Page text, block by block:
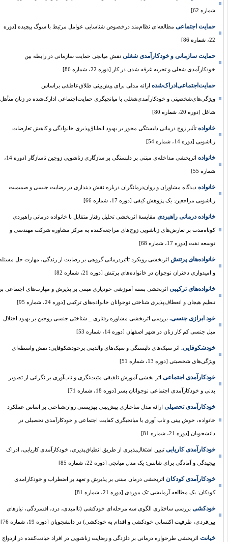
شماره 62]
حمایت اجتماعی مطالعه‌ای نظام‌مند درخصوص شناسایی عوامل مرتبط با سوگ پیچیده [دوره
حمایت سازمانی و خود‌کارآمدی شغلی نقش میانجی حمایت سازمانی در رابطه بین
خودکارآمدی شغلی و تجربه غرقه شدن در کار [دوره 22، شماره 86]
حمایت‌اجتماعی‌ادراک‌شده ارائه مدلی برای پیش‌بینی طلاق‌عاطفی براساس
ویژگی‌های‌شخصیتی و خودکارآمدی‌شغلی با میانجیگری حمایت‌اجتماعی ادارک‌شده در زنان متأهل
شاغل [دوره 20، شماره 80]
خانواده تأثیر زوج درمانی دلبستگی محور بر بهبود انطباق‌پذیری خانوادگی و کاهش تعارضات
زناشویی [دوره 14، شماره 54]
خانواده اثربخشی مداخله‌ی مبتنی بر دلبستگی بر سازگاری زناشویی زوجین ناسازگار [دوره 14،
شماره 55]
خانواده دیدگاه مشاوران و روان‌درمانگران درباره نقش دینداری در رضایت جنسی و صمیمیت
زناشویی مراجعین: یک پژوهش کیفی [دوره 17، شماره 66]
خانواده درمانی راهبردی مقایسۀ اثربخشی تحلیل رفتار متقابل با خانواده درمانی راهبردی
کوتاه‌مدت بر تعارض‌های زناشویی زوج‌های مراجعه‌کننده به مرکز مشاوره شرکت مهندسی و
توسعه نفت [دوره 17، شماره 68]
خانواده‌های پرتنش اثربخشی رویکرد تأثیردرمانی گروهی بر رضایت از زندگی، مهارت حل مسئله
و امیدواری دختران نوجوان در خانواده‌های پرتنش [دوره 21، شماره 82]
خانواده‌های ترکیبی اثربخشی بسته آموزشی خودیاری مبتنی بر پذیرش و مهارت‌های اجتماعی بر
تنظیم هیجان و انعطاف‌پذیری شناختی نوجوانان خانواده‌های ترکیبی [دوره 24، شماره 95]
خود ابرازی جنسی. بررسی اثربخشی مشاوره رفتاری _ شناختی جنسی زوجین بر بهبود اختلال
میل جنسی کم کار زنان در شهر اصفهان [دوره 14، شماره 53]
خودشکوفایی. اثر سبک‌های دلبستگی و سبک‌های والدینی برخودشکوفایی: نقش واسطه‌ای
ویژگی‌های شخصیتی [دوره 13، شماره 51]
خودکارآمدی اجتماعی اثر بخشی آموزش تلفیقی مثبت‌نگری و تاب‌آوری بر نگرانی از تصویر
بدنی و خودکارآمدی اجتماعی نوجوانان پسر [دوره 18، شماره 71]
خودکارآمدی تحصیلی ارائه مدل ساختاری پیش‌بینی بهزیستی روان‌شناختی بر اساس عملکرد
خانواده، خوش بینی و تاب آوری با میانجیگری کفایت اجتماعی و خودکارآمدی تحصیلی در
دانشجویان [دوره 21، شماره 81]
خودکارآمدی کاریابی تبیین اشتغال‌پذیری از طریق انطباق‌پذیری، خودکارآمدی کاریابی، ادراک
پیچیدگی و آمادگی برای شانس: یک مدل میانجی [دوره 22، شماره 85]
خودکارآمدی کودکان اثربخشی درمان مبتنی بر پذیرش و تعهد بر اضطراب و خودکارامدی
کودکان: یک مطالعه آزمایشی تک موردی [دوره 21، شماره 81]
خودکشی بررسی ساختاری الگوی سه مرحله‌ای خودکشی (ناامیدی، درد، افسردگی، نیازهای
بین‌فردی، ظرفیت اکتسابی خودکشی و اقدام به خودکشی) در دانشجویان [دوره 19، شماره 76]
خیانت اثربخشی طرحواره درمانی بر دلزدگی و رضایت زناشویی در افراد خیانت‌کننده در ازدواج